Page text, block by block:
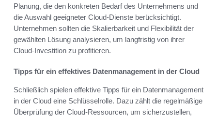
Planung, die den konkreten Bedarf des Unternehmens und
die Auswahl geeigneter Cloud-Dienste berücksichtigt.
Unternehmen sollten die Skalierbarkeit und Flexibilität der
gewählten Lösung analysieren, um langfristig von ihrer
Cloud-Investition zu profitieren.
Tipps für ein effektives Datenmanagement in der Cloud
Schließlich spielen effektive Tipps für ein Datenmanagement
in der Cloud eine Schlüsselrolle. Dazu zählt die regelmäßige
Überprüfung der Cloud-Ressourcen, um sicherzustellen,